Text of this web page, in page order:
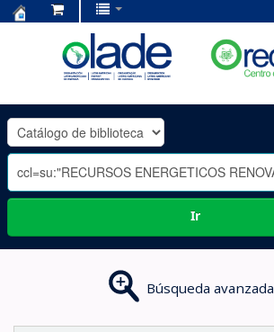
OLADE
-
Ir
Búsqueda avanzada